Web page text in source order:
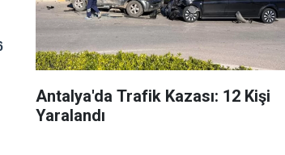
Antalya'da Trafik Kazası: 12 Kişi
Yaralandı